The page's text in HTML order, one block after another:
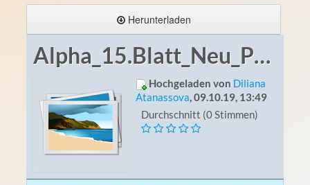
Herunterladen
Alpha_15.Blatt_Neu_PBN_Copte102.f.016v.true.r_libx_F.jpg
Hochgeladen von Diliana
Atanassova, 09.10.19, 13:49
Durchschnitt (0 Stimmen)